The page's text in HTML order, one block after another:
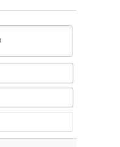
Email*
Web*